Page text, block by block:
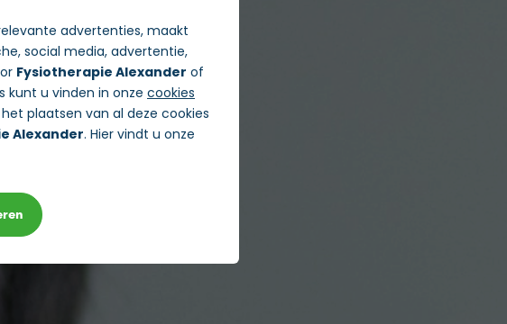
advertenties, maakt
social media, advertentie,
Fysiotherapie Alexander of
kunt u vinden in onze cookies
plaatsen van al deze cookies
Alexander. Hier vindt u onze